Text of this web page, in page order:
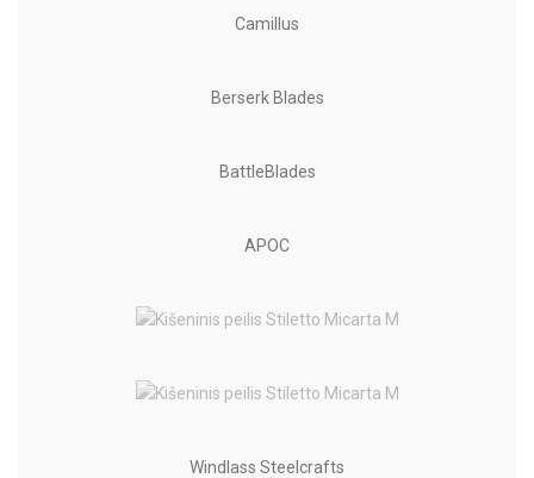
Camillus
Berserk Blades
BattleBlades
APOC
Windlass Steelcrafts